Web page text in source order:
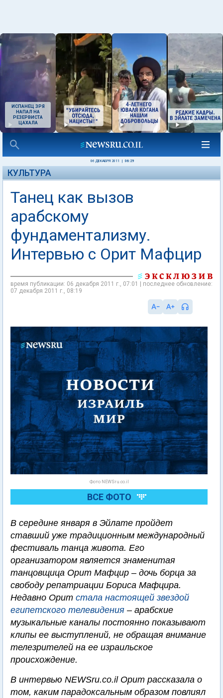
ИСПАНЕЦ ЗРЯ
НАПАЛ НА
РЕЗЕРВИСТА
ЦАХАЛА
06 ДЕКАБРЯ 2011 06:29
КУЛЬТУРА
Танец как вызов
арабскому
фундаментализму.
Интервью с Орит Мафцир
время публикации: 06 декабря 2011 г., 07:01 | последнее обновление:
07 декабря 2011 г., 08:19
Фото NEWSru.co.il
ВСЕ ФОТО
В середине января в Эйлате пройдет
ставший уже традиционным международный
фестиваль танца живота. Его
организатором является знаменитая
танцовщица Орит Мафцир – дочь борца за
свободу репатриации Бориса Мафцира.
Недавно Орит стала настоящей звездой
египетского телевидения – арабские
музыкальные каналы постоянно показывают
клипы ее выступлений, не обращая внимание
телезрителей на ее израильское
происхождение.
В интервью NEWSru.co.il Орит рассказала о
том, каким парадоксальным образом повлиял